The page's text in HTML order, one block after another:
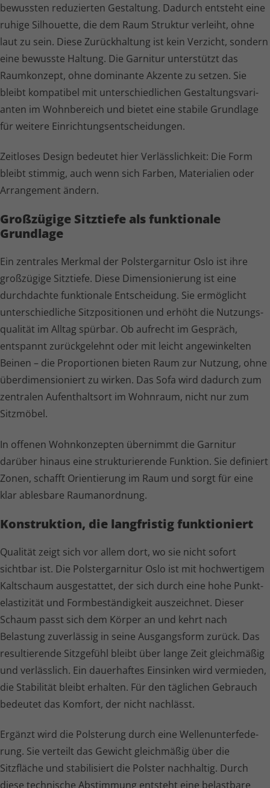
bewussten reduzierten Gestaltung. Dadurch entsteht eine
ruhige Silhouette, die dem Raum Struktur verleiht, ohne
laut zu sein. Diese Zurückhaltung ist kein Verzicht, sondern
eine bewusste Haltung. Die Garnitur unterstützt das
Raumkonzept, ohne dominante Akzente zu setzen. Sie
bleibt kompatibel mit unter­schied­li­chen Gestal­tungs­va­ri­
anten im Wohnbereich und bietet eine stabile Grundlage
für weitere Einrich­tungs­ent­schei­dungen.
Zeitloses Design bedeutet hier Verläss­lich­keit: Die Form
bleibt stimmig, auch wenn sich Farben, Materialien oder
Arrangement ändern.
Großzügige Sitztiefe als funktionale
Grundlage
Ein zentrales Merkmal der Polster­garnitur Oslo ist ihre
großzügige Sitztiefe. Diese Dimen­sio­nie­rung ist eine
durchdachte funktionale Entscheidung. Sie ermöglicht
unter­schied­liche Sitzpositionen und erhöht die Nutzungs­
qua­lität im Alltag spürbar. Ob aufrecht im Gespräch,
entspannt zurückgelehnt oder mit leicht angewinkelten
Beinen – die Proportionen bieten Raum zur Nutzung, ohne
über­di­men­sio­niert zu wirken. Das Sofa wird dadurch zum
zentralen Aufenthaltsort im Wohnraum, nicht nur zum
Sitzmöbel.
In offenen Wohnkonzepten übernimmt die Garnitur
darüber hinaus eine struk­tu­rie­rende Funktion. Sie definiert
Zonen, schafft Orientierung im Raum und sorgt für eine
klar ablesbare Raumanordnung.
Konstruktion, die langfristig funktioniert
Qualität zeigt sich vor allem dort, wo sie nicht sofort
sichtbar ist. Die Polster­garnitur Oslo ist mit hochwertigem
Kaltschaum ausgestattet, der sich durch eine hohe Punkt­
elas­ti­zität und Form­be­stän­dig­keit auszeichnet. Dieser
Schaum passt sich dem Körper an und kehrt nach
Belastung zuverlässig in seine Ausgangsform zurück. Das
resultierende Sitzgefühl bleibt über lange Zeit gleichmäßig
und verlässlich. Ein dauerhaftes Einsinken wird vermieden,
die Stabilität bleibt erhalten. Für den täglichen Gebrauch
bedeutet das Komfort, der nicht nachlässt.
Ergänzt wird die Polsterung durch eine Wellen­un­ter­fe­de­
rung. Sie verteilt das Gewicht gleichmäßig über die
Sitzfläche und stabilisiert die Polster nachhaltig. Durch
diese technische Abstimmung entsteht eine belastbare